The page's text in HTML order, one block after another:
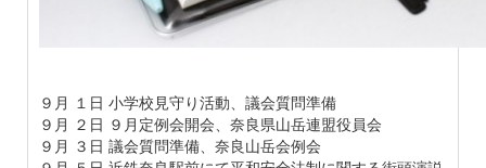
９月 １日 小学校見守り活動、議会質問準備
９月 ２日 ９月定例会開会、奈良県山岳連盟役員会
９月 ３日 議会質問準備、奈良山岳会例会